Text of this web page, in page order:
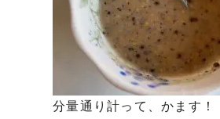
分量通り計って、かます！